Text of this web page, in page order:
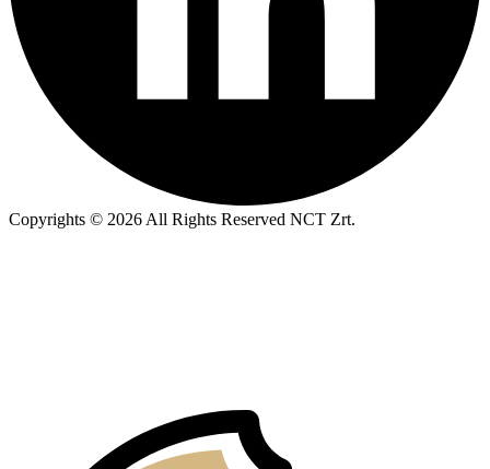
Copyrights © 2026 All Rights Reserved NCT Zrt.